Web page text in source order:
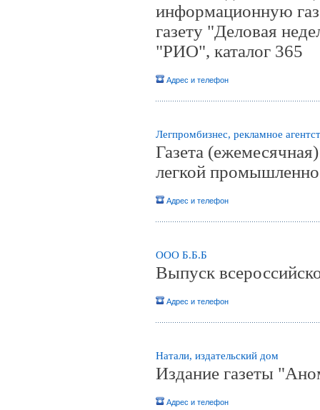
информационную
газету "Деловая
"РИО", каталог 365
Адрес и телефон
Легпромбизнес, рекламное
Газета
легкой
Адрес и телефон
ООО Б.Б.Б
Выпуск
Адрес и телефон
Натали, издательский дом
Издание газеты
Адрес и телефон